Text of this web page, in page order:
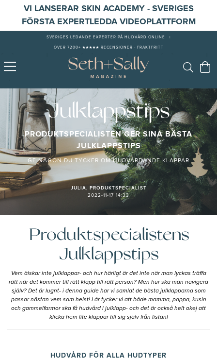
VI LANSERAR SKIN ACADEMY - SVERIGES
FÖRSTA EXPERTLEDDA VIDEOPLATTFORM
SVERIGES LEDANDE EXPERTER PÅ HUDVÅRD ONLINE
ÖVER 7200+ ★★★★★ RECENSIONER - FRAKTFRITT
Julklappstips
PRODUKTSPECIALISTEN GER SINA BÄSTA
JULKLAPPSTIPS
GE NÅGON DU TYCKER OM HUDVÅRDANDE KLAPPAR
JULIA, PRODUKTSPECIALIST
2022-11-17 14:33
Produktspecialistens
Julklappstips
Vem älskar inte julklappar- och hur härligt är det inte när man lyckas träffa
rätt när det kommer till rätt klapp till rätt person? Men hur ska man navigera
själv? Det är lugnt- i denna guide har vi samlat de bästa julklapparna som
passar nästan vem som helst! I år tycker vi att både mamma, pappa, kusin
och gammelfarmor ska få hudvård i julklapp- och det är också helt okej att
klicka hem lite klappar till sig själv från listan!
HUDVÅRD FÖR ALLA HUDTYPER